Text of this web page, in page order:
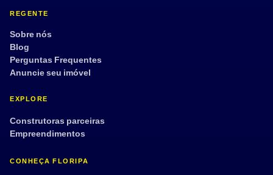
REGENTE
Sobre nós
Blog
Perguntas Frequentes
Anuncie seu imóvel
EXPLORE
Construtoras parceiras
Empreendimentos
CONHEÇA FLORIPA